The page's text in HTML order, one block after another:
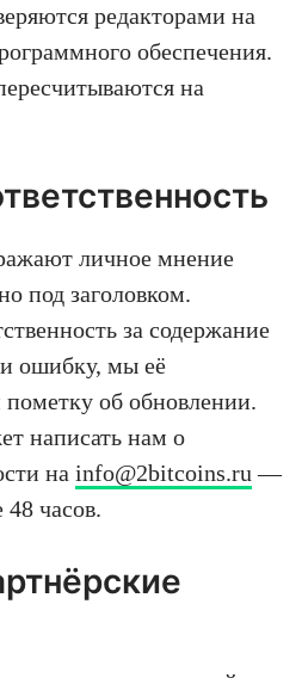
редакторами на
обеспечения.
на
личное мнение
под заголовком.
за содержание
ошибку, мы её
об обновлении.
написать нам о
на info@2bitcoins.ru —
48 часов.